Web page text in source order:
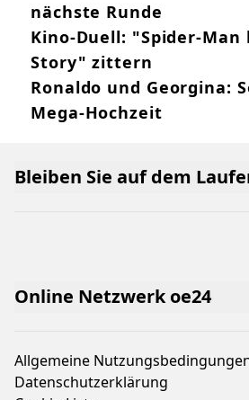
nächste Runde
Kino-Duell: "Spider-Man
Story" zittern
Ronaldo und Georgina:
Mega-Hochzeit
Online Netzwerk oe24
Allgemeine
Datenschutzerklärung
Bleiben Sie auf dem